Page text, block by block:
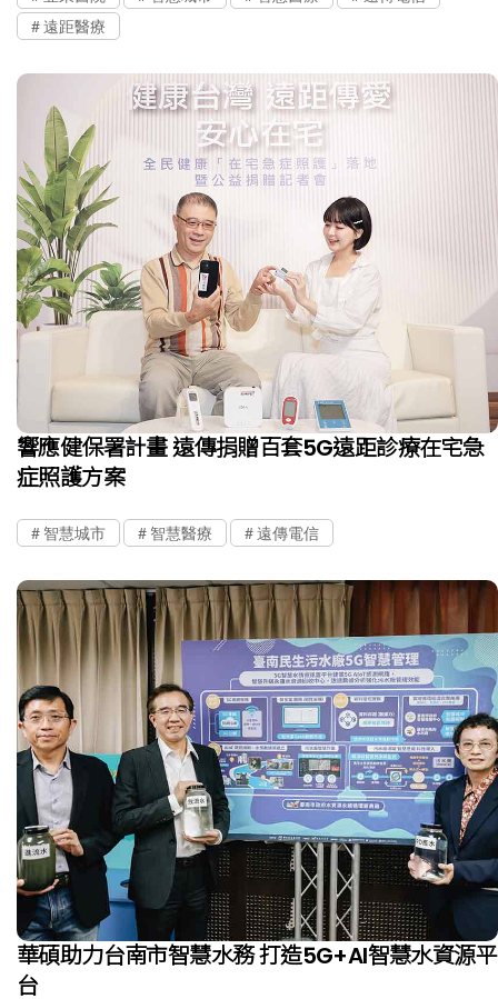
遠距醫療
響應健保署計畫 遠傳捐贈百套5G遠距診療在宅急
症照護方案
智慧城市 智慧醫療 遠傳電信
華碩助力台南市智慧水務 打造5G+AI智慧水資源平
台